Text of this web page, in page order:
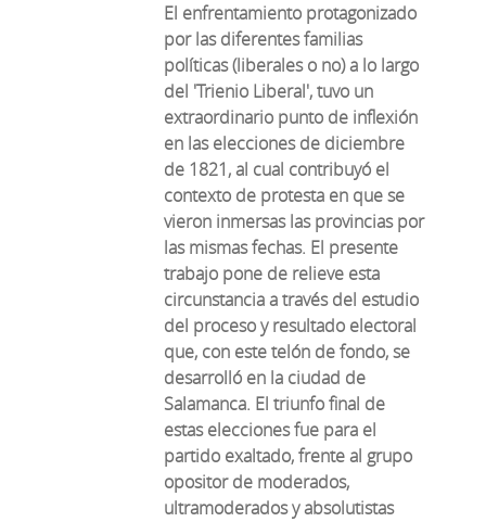
El enfrentamiento protagonizado
por las diferentes familias
políticas (liberales o no) a lo largo
del 'Trienio Liberal', tuvo un
extraordinario punto de inflexión
en las elecciones de diciembre
de 1821, al cual contribuyó el
contexto de protesta en que se
vieron inmersas las provincias por
las mismas fechas. El presente
trabajo pone de relieve esta
circunstancia a través del estudio
del proceso y resultado electoral
que, con este telón de fondo, se
desarrolló en la ciudad de
Salamanca. El triunfo final de
estas elecciones fue para el
partido exaltado, frente al grupo
opositor de moderados,
ultramoderados y absolutistas